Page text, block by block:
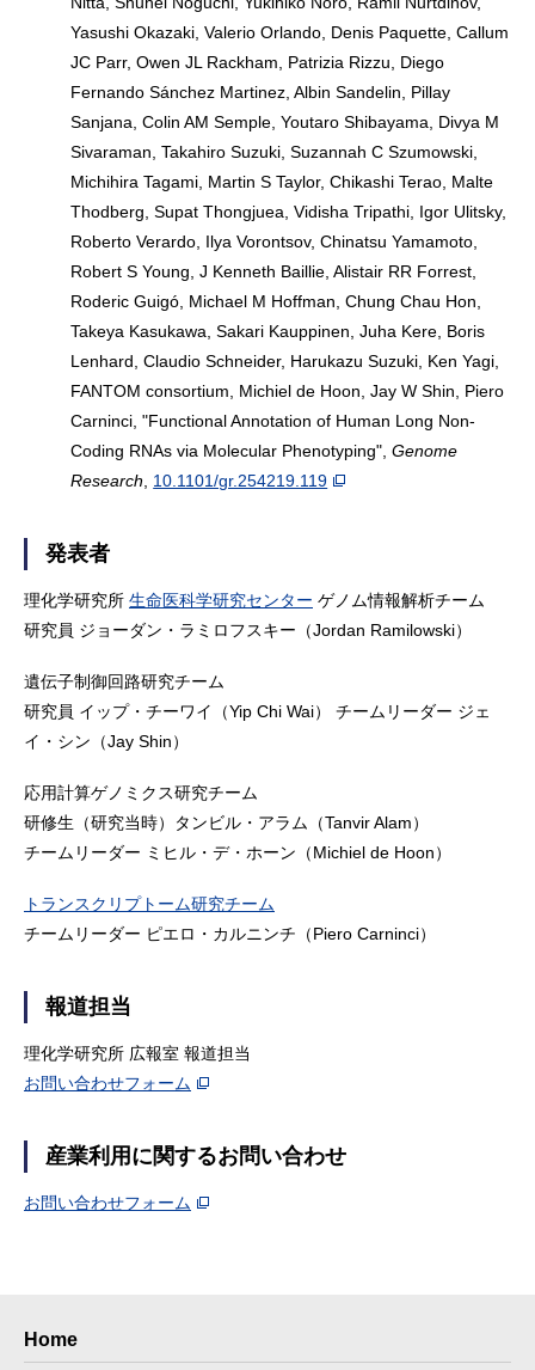
Yasushi Okazaki, Valerio Orlando, Denis Paquette, Callum
JC Parr, Owen JL Rackham, Patrizia Rizzu, Diego
Fernando Sánchez Martinez, Albin Sandelin, Pillay
Sanjana, Colin AM Semple, Youtaro Shibayama, Divya M
Sivaraman, Takahiro Suzuki, Suzannah C Szumowski,
Michihira Tagami, Martin S Taylor, Chikashi Terao, Malte
Thodberg, Supat Thongjuea, Vidisha Tripathi, Igor Ulitsky,
Roberto Verardo, Ilya Vorontsov, Chinatsu Yamamoto,
Robert S Young, J Kenneth Baillie, Alistair RR Forrest,
Roderic Guigó, Michael M Hoffman, Chung Chau Hon,
Takeya Kasukawa, Sakari Kauppinen, Juha Kere, Boris
Lenhard, Claudio Schneider, Harukazu Suzuki, Ken Yagi,
FANTOM consortium, Michiel de Hoon, Jay W Shin, Piero
Carninci, "Functional Annotation of Human Long Non-
Coding RNAs via Molecular Phenotyping",Genome
Research
10.1101/gr.254219.119
発表者
理化学研究所 生命医科学研究センター ゲノム情報解析チーム
研究員 ジョーダン・ラミロフスキー（Jordan Ramilowski）
遺伝子制御回路研究チーム
研究員 イップ・チーワイ（Yip Chi Wai） チームリーダー ジェ
イ・シン（Jay Shin）
応用計算ゲノミクス研究チーム
研修生（研究当時）タンビル・アラム（Tanvir Alam）
チームリーダー ミヒル・デ・ホーン（Michiel de Hoon）
トランスクリプトーム研究チーム
チームリーダー ピエロ・カルニンチ（Piero Carninci）
報道担当
理化学研究所 広報室 報道担当
お問い合わせフォーム
産業利用に関するお問い合わせ
お問い合わせフォーム
Home